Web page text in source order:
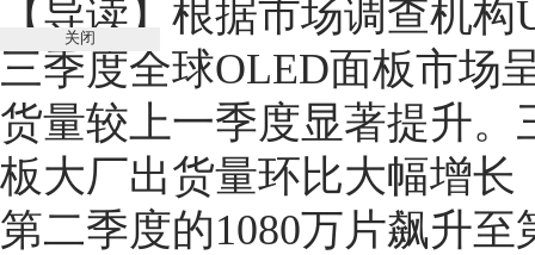
【导读】 根据市场调查机构
三季度全球OLED面板市场
货量较上一季度显著提升。
板大厂出货量环比大幅增长
第二季度的1080万片飙升
关闭